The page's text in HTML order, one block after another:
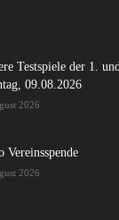
Testspiele der 1.
09.08.2026
2026
Vereinsspende
2026